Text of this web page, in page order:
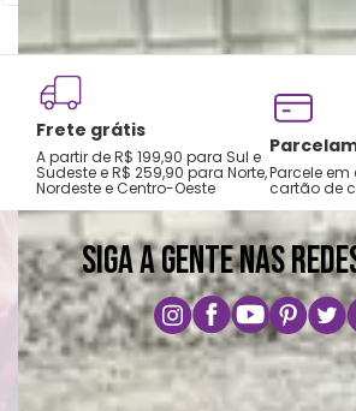
Parcelamento no cartão
Parcele em até 12x sem juros no
cartão de crédito
Troca e
garantida
A primeira troca
SIGA A GENTE NAS